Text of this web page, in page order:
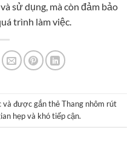
sử dụng, mà còn đảm bảo
trình làm việc.
và được gắn thẻThang nhôm rút
hẹp và khó tiếp cận.